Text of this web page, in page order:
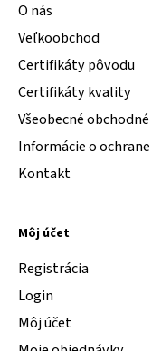
O nás
Veľkoobchod
Certifikáty pôvodu
Certifikáty kvality
Všeobecné
Informácie o
Kontakt
Môj účet
Registrácia
Login
Môj účet